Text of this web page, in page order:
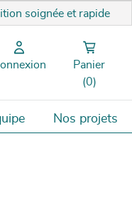
soignée et rapide
Panier
(0)
Nos projets